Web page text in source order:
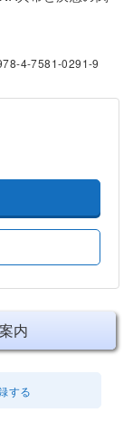
4-7581-0291-9
内
する